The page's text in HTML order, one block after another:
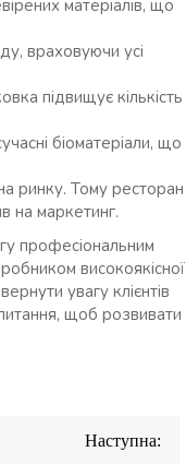
матеріалів, що
враховуючи усі
підвищує кількість
біоматеріали, що
ринку. Тому ресторан
на маркетинг.
професіональним
високоякісної
увагу клієнтів
щоб розвивати
Наступна: